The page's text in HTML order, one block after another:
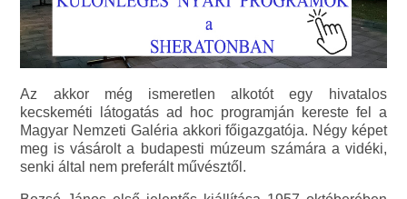
Az akkor még ismeretlen alkotót egy hivatalos
kecskeméti látogatás ad hoc programján kereste fel a
Magyar Nemzeti Galéria akkori főigazgatója. Négy képet
meg is vásárolt a budapesti múzeum számára a vidéki,
senki által nem preferált művésztől.